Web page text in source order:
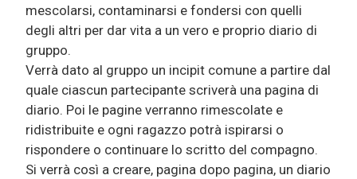
mescolarsi, contaminarsi e fondersi con quelli
degli altri per dar vita a un vero e proprio diario di
gruppo.
Verrà dato al gruppo un incipit comune a partire dal
quale ciascun partecipante scriverà una pagina di
diario. Poi le pagine verranno rimescolate e
ridistribuite e ogni ragazzo potrà ispirarsi o
rispondere o continuare lo scritto del compagno.
Si verrà così a creare, pagina dopo pagina, un diario